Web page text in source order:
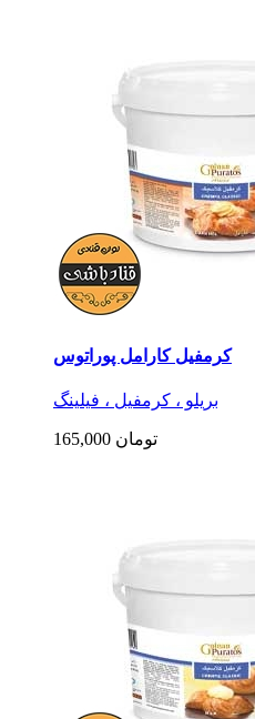
کرمفیل کارامل پوراتوس
بریلو ، کرمفیل ، فیلینگ
165,000 تومان